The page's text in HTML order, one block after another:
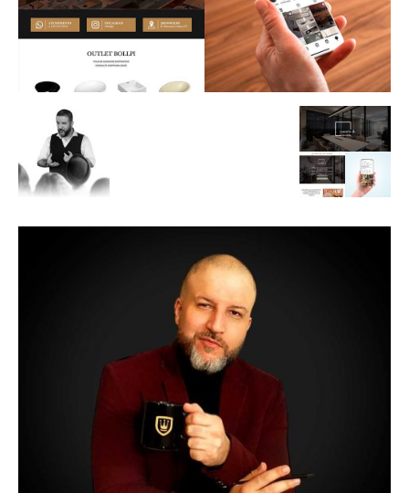
Alto
Padrão,
e
Luxo
na